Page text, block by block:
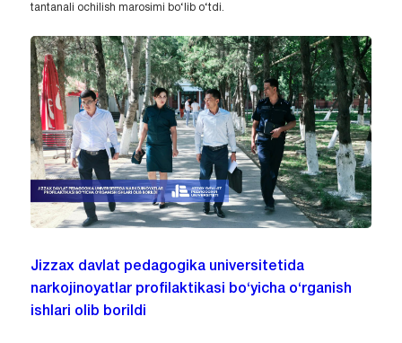
tantanali ochilish marosimi bo‘lib o‘tdi.
Jizzax davlat pedagogika universitetida
narkojinoyatlar profilaktikasi bo‘yicha o‘rganish
ishlari olib borildi